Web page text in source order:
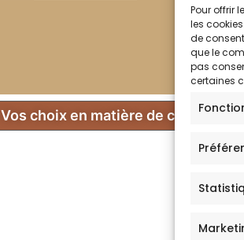
Pour offrir
les
de
que le
pas
certaines
Vos choix en matière de